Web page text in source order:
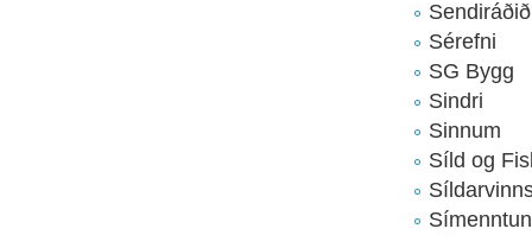
Sendiráðið
Sérefni
SG Bygg
Sindri
Sinnum
Síld og